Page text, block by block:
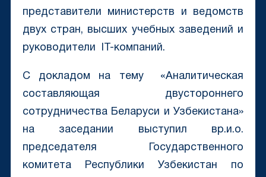
представители министерств и ведомств
двух стран, высших учебных заведений и
руководители IT-компаний.
С докладом на тему «Аналитическая
составляющая двустороннего
сотрудничества Беларуси и Узбекистана»
на заседании выступил вр.и.о.
председателя Государственного
комитета Республики Узбекистан по